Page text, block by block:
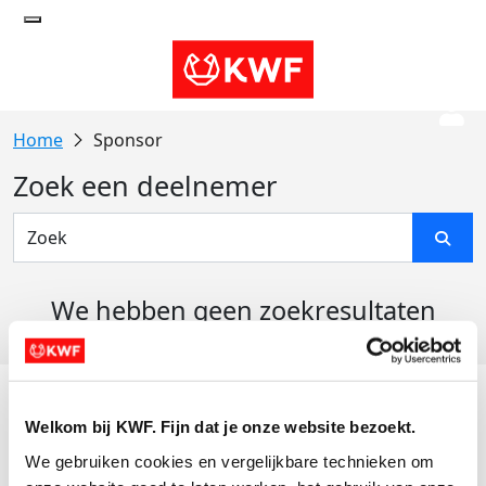
Welkom bij KWF. Fijn dat je onze website bezoekt.
We gebruiken cookies en vergelijkbare technieken om
Sponsor
Zoek een deelnemer
We hebben geen zoekresultaten
Actiematerialen
Evenementen